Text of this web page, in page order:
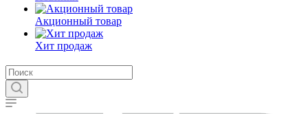
Акционный товар
Хит продаж